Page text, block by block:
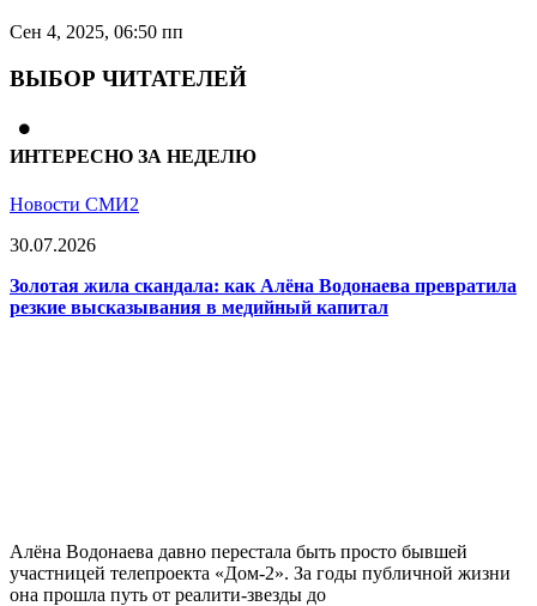
Сен 4, 2025, 06:50 пп
ВЫБОР ЧИТАТЕЛЕЙ
ИНТЕРЕСНО ЗА НЕДЕЛЮ
Новости СМИ2
30.07.2026
Золотая жила скандала: как Алёна Водонаева превратила
резкие высказывания в медийный капитал
Алёна Водонаева давно перестала быть просто бывшей
участницей телепроекта «Дом-2». За годы публичной жизни
она прошла путь от реалити-звезды до